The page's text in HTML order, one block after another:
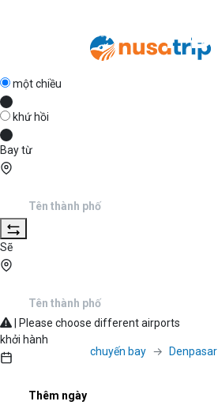
PDG
một chiều
khứ hồi
Bay từ
Sẽ
| Please choose different airports
khởi hành
Thêm ngày
chuyến bay Denpasar